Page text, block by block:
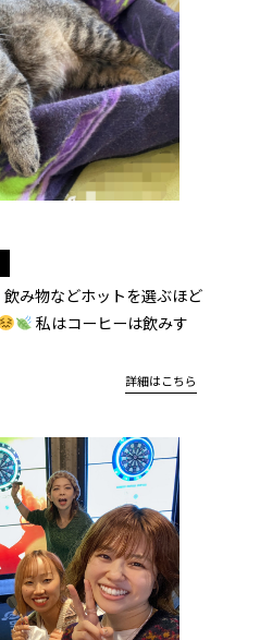
飲み物などホットを選ぶほど
私はコーヒーは飲みす
詳細はこちら